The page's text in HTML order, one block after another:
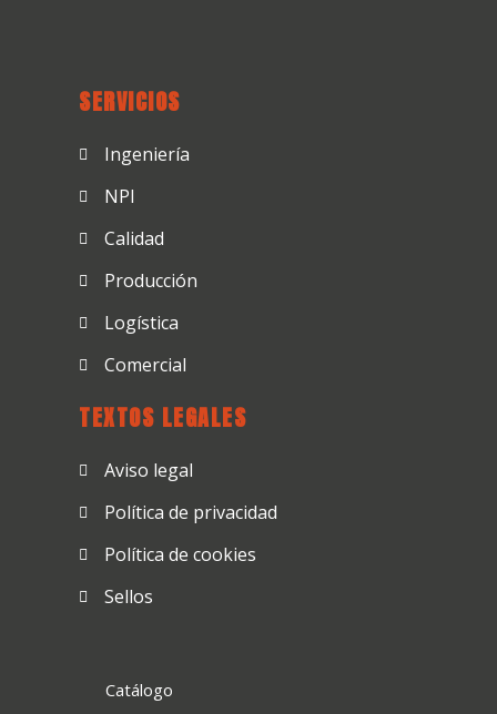
SERVICIOS
Ingeniería
NPI
Calidad
Producción
Logística
Comercial
TEXTOS LEGALES
Aviso legal
Política de privacidad
Política de cookies
Sellos
Catálogo